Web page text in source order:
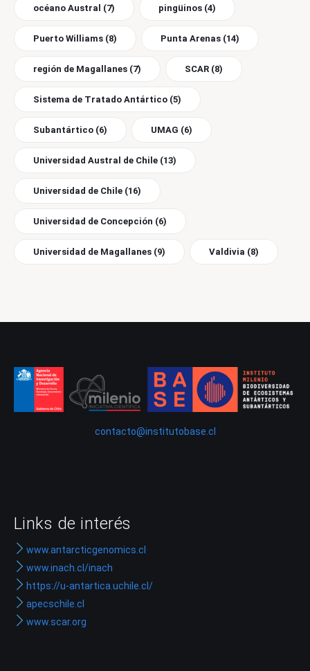
océano Austral (7) pingüinos (4)
Puerto Williams (8) Punta Arenas (14)
región de Magallanes (7) SCAR (8)
Sistema de Tratado Antártico (5)
Subantártico (6) UMAG (6)
Universidad Austral de Chile (13)
Universidad de Chile (16)
Universidad de Concepción (6)
Universidad de Magallanes (9) Valdivia (8)
contacto@institutobase.cl
Links de interés
www.antarcticgenomics.cl
www.inach.cl/inach
https://u-antartica.uchile.cl/
apecschile.cl
www.scar.org